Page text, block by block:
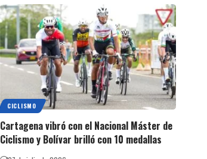
CICLISMO
Cartagena vibró con el Nacional Máster de
Ciclismo y Bolívar brilló con 10 medallas